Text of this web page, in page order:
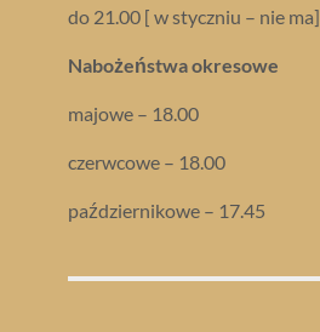
do 21.00 [ w styczniu – nie ma]
Nabożeństwa okresowe
majowe – 18.00
czerwcowe – 18.00
październikowe – 17.45